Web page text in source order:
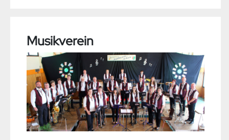
Musikverein